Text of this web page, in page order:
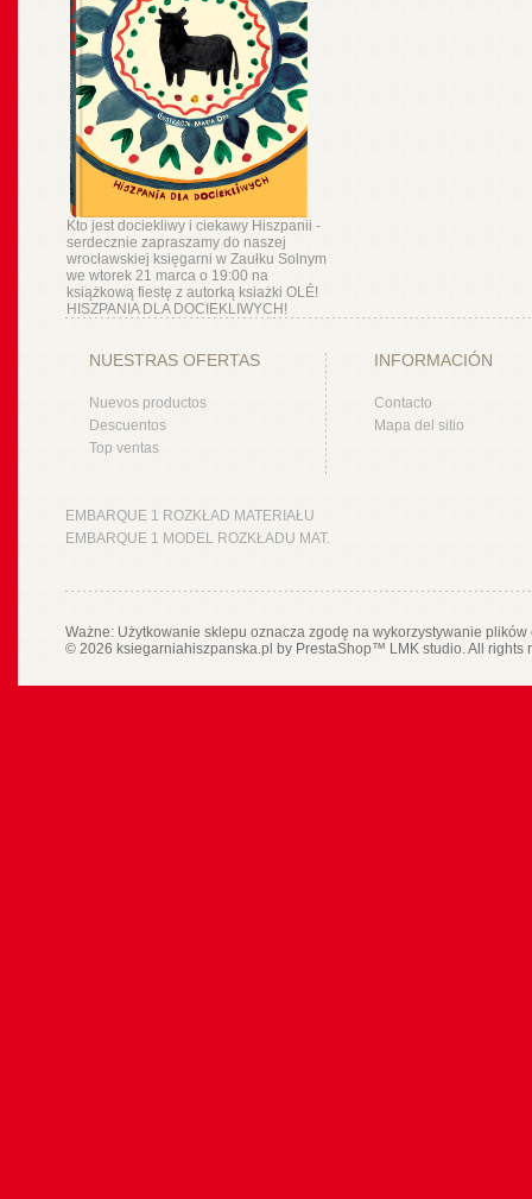
Kto jest dociekliwy i ciekawy Hiszpanii -
serdecznie zapraszamy do naszej
wrocławskiej księgarni w Zaułku Solnym
we wtorek 21 marca o 19:00 na
książkową fiestę z autorką ksiażki OLÉ!
HISZPANIA DLA DOCIEKLIWYCH!
NUESTRAS OFERTAS
Nuevos productos
Descuentos
Top ventas
INFORMACIÓN
Contacto
Mapa del sitio
EMBARQUE 1 ROZKŁAD MATERIAŁU
EMBARQUE 1 MODEL ROZKŁADU MAT.
Ważne: Użytkowanie sklepu oznacza zgodę na wykorzystywanie
© 2026 ksiegarniahiszpanska.pl by PrestaShop™ LMK studio. All rights